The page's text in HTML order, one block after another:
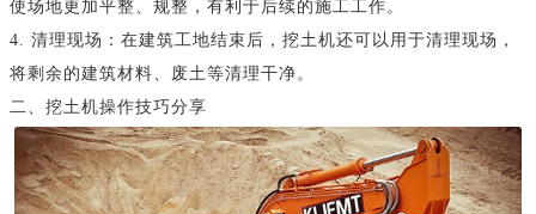
使场地更加平整、规整，有利于后续的施工工作。
4. 清理现场：在建筑工地结束后，挖土机还可以用于清理现场，
将剩余的建筑材料、废土等清理干净。
二、挖土机操作技巧分享